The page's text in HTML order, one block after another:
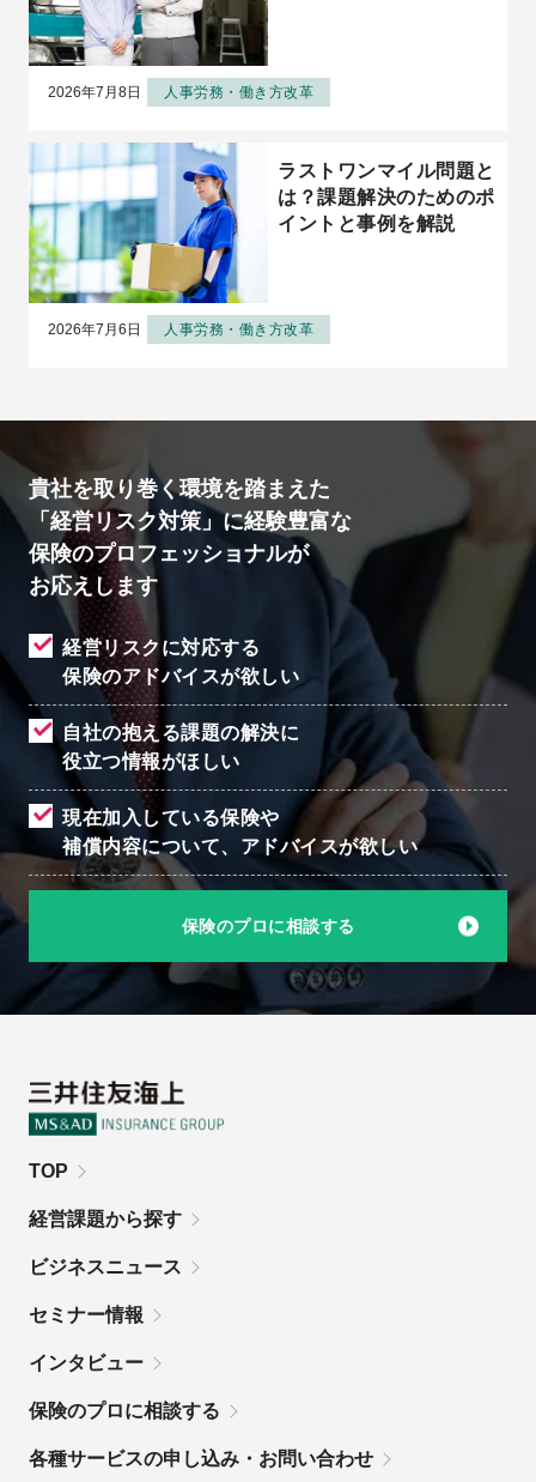
2026年7月8日 人事労務・働き方改革
ラストワンマイル問題と
は？課題解決のためのポ
イントと事例を解説
2026年7月6日 人事労務・働き方改革
貴社を取り巻く環境を踏まえた
「経営リスク対策」に経験豊富な
保険のプロフェッショナルが
お応えします
経営リスクに対応する
保険のアドバイスが欲しい
自社の抱える課題の解決に
役立つ情報がほしい
現在加入している保険や
補償内容について、 アドバイスが欲しい
保険のプロに相談する
TOP
経営課題から探す
ビジネスニュース
セミナー情報
インタビュー
保険のプロに相談する
各種サービスの申し込み・お問い合わせ